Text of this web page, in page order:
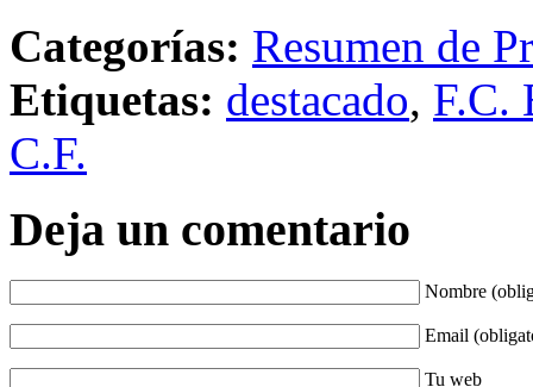
Categorías: Resumen de
Etiquetas: destacado, F.C.
C.F.
Deja un comentario
Nombre
Email
Tu web